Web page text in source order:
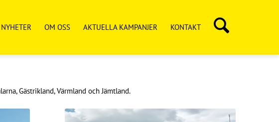
NYHETER OM OSS AKTUELLA KAMPANJER KONTAKT
Gästrikland, Värmland och Jämtland.